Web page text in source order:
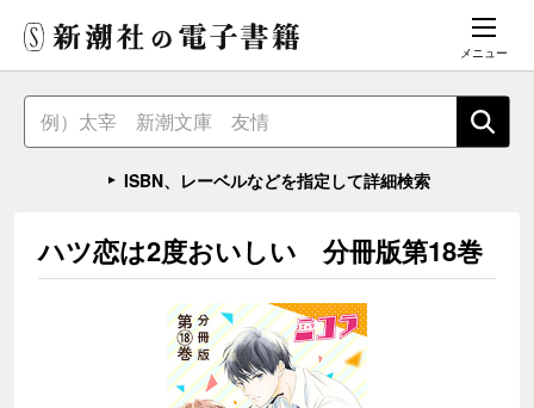
メニュー
ISBN、レーベルなどを指定して詳細検索
ハツ恋は2度おいしい 分冊版第18巻